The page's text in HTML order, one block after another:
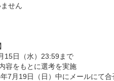
せん
15日（水）23:59まで
容をもとに選考を実施
7月19日（日）中にメールにて合